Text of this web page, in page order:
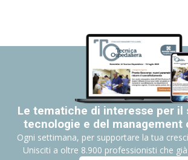
Le tematiche di interesse per il
tecnologie e del management
Ogni settimana, per supportare la tua
Unisciti a oltre 8.900 professionisti che